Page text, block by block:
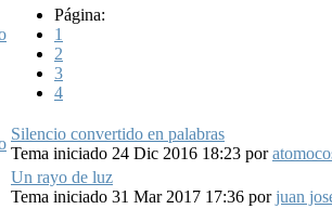
Página:
1
2
3
4
Silencio convertido en palabras
Tema iniciado 24 Dic 2016 18:23 por
Un rayo de luz
Tema iniciado 31 Mar 2017 17:36 porjuan